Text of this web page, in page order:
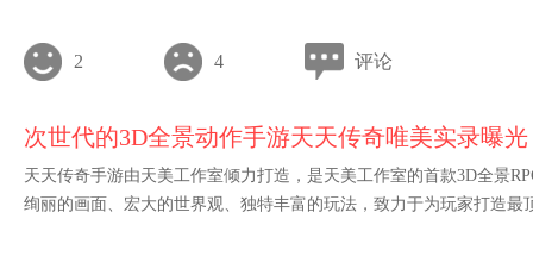
2 4 评论
次世代的3D全景动作手游天天传奇唯美实录曝光
天天传奇手游由天美工作室倾力打造，是天美工作室的首款3D全景
绚丽的画面、宏大的世界观、独特丰富的玩法，致力于为玩家打造最